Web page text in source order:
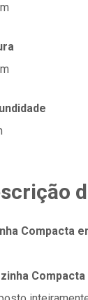
Compacta